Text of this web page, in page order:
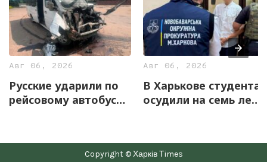
Авг 06, 2026
Русские ударили по
рейсовому автобусу
Авг 06, 2026
В Харькове студента
осудили на семь лет
пропаганду СССР
Copyright © Харків Тimes